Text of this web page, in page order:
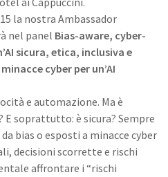
la nostra Ambassador
nel panel Bias-aware, cyber-
sicura, etica, inclusiva e
cyber per un’AI
e automazione. Ma è
E soprattutto: è sicura? Sempre
bias o esposti a minacce cyber
decisioni scorrette e rischi
affrontare i “rischi